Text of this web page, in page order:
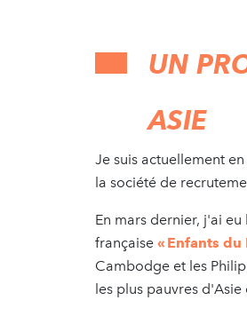
UN
ASIE
Je suis actuellement
la société de
En mars dernier, j'ai
française « Enfants du
Cambodge et les
les plus pauvres d'Asie